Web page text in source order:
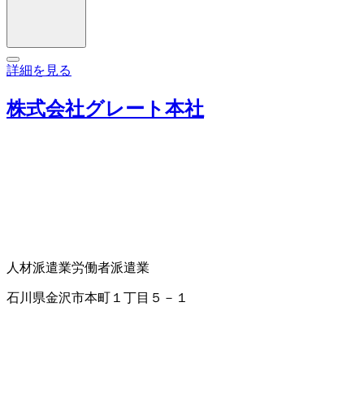
詳細を見る
株式会社グレート本社
人材派遣業労働者派遣業
石川県金沢市本町１丁目５－１